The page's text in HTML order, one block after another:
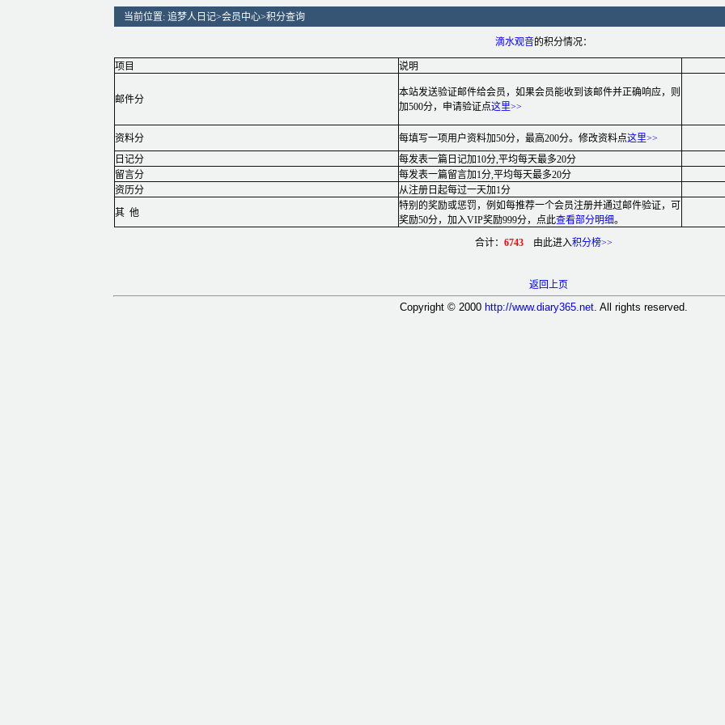
当前位置: 追梦人日记>会员中心>积分查询
滴水观音的积分情况：
项目 说明
邮件分
本站发送验证邮件给会员，如果会员能收到该邮件并正确响应，则
加500分，申请验证点这里>>
资料分 每填写一项用户资料加50分，最高200分。修改资料点这里>>
日记分
每发表一篇日记加10分,平均每天最多20分
留言分
每发表一篇留言加1分,平均每天最多20分
资历分
从注册日起每过一天加1分
其 他
特别的奖励或惩罚，例如每推荐一个会员注册并通过邮件验证，可
奖励50分，加入VIP奖励999分，点此查看部分明细。
合计： 6743 由此进入积分榜>>
返回上页
Copyright © 2000 http://www.diary365.net. All rights reserved.